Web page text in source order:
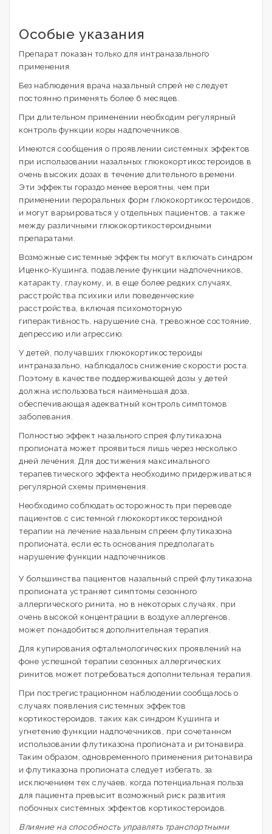
Особые указания
Препарат показан только для интраназального
применения.
Без наблюдения врача назальный спрей не следует
постоянно применять более 6 месяцев.
При длительном применении необходим регулярный
контроль функции коры надпочечников.
Имеются сообщения о проявлении системных эффектов
при использовании назальных глюкокортикостероидов в
очень высоких дозах в течение длительного времени.
Эти эффекты гораздо менее вероятны, чем при
применении пероральных форм глюкокортикостероидов,
и могут варьироваться у отдельных пациентов, а также
между различными глюкокортикостероидными
препаратами.
Возможные системные эффекты могут включать синдром
Иценко-Кушинга, подавление функции надпочечников,
катаракту, глаукому, и, в еще более редких случаях,
расстройства психики или поведенческие
расстройства, включая психомоторную
гиперактивность, нарушение сна, тревожное состояние,
депрессию или агрессию.
У детей, получавших глюкокортикостероиды
интраназально, наблюдалось снижение скорости роста.
Поэтому в качестве поддерживающей дозы у детей
должна использоваться наименьшая доза,
обеспечивающая адекватный контроль симптомов
заболевания.
Полностью эффект назального спрея флутиказона
пропионата может проявиться лишь через несколько
дней лечения. Для достижения максимального
терапевтического эффекта необходимо придерживаться
регулярной схемы применения.
Необходимо соблюдать осторожность при переводе
пациентов с системной глюкокортикостероидной
терапии на лечение назальным спреем флутиказона
пропионата, если есть основания предполагать
нарушение функции надпочечников.
У большинства пациентов назальный спрей флутиказона
пропионата устраняет симптомы сезонного
аллергического ринита, но в некоторых случаях, при
очень высокой концентрации в воздухе аллергенов,
может понадобиться дополнительная терапия.
Для купирования офтальмологических проявлений на
фоне успешной терапии сезонных аллергических
ринитов может потребоваться дополнительная терапия.
При пострегистрационном наблюдении сообщалось о
случаях появления системных эффектов
кортикостероидов, таких как синдром Кушинга и
угнетение функции надпочечников, при сочетанном
использовании флутиказона пропионата и ритонавира.
Таким образом, одновременного применения ритонавира
и флутиказона пропионата следует избегать, за
исключением тех случаев, когда потенциальная польза
для пациента превысит возможный риск развития
побочных системных эффектов кортикостероидов.
Влияние на способность управлять транспортными